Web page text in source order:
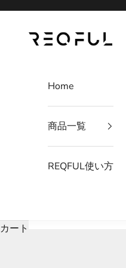
REQFUL
Home
商品一覧
REQFUL使い方
カート